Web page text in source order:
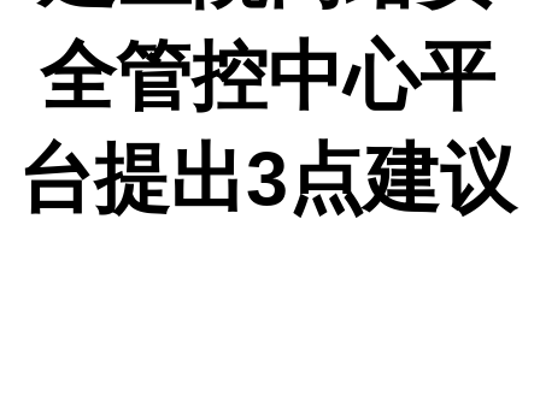
全管控中心平
台提出3点建议